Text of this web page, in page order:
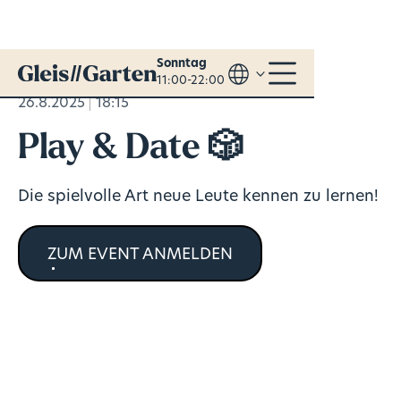
Sonntag
11:00-22:00
26.8.2025 18:15
Play & Date 🎲
Die spielvolle Art neue Leute kennen zu lernen!
ZUM EVENT ANMELDEN